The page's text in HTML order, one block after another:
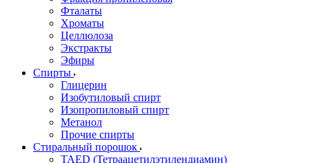
Фталаты
Хроматы
Целлюлоза
Экстракты
Эфиры
Спирты
Глицерин
Изобутиловый спирт
Изопропиловый спирт
Метанол
Прочие спирты
Стиральный порошок
TAED (Тетраацетилэтилендиамин)